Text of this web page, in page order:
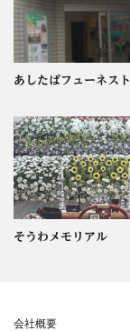
あしたばフューネスト
そうわメモリアル
会社概要